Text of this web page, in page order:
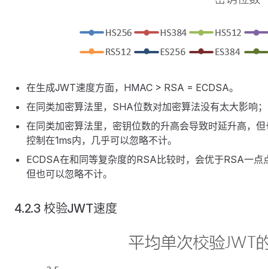
在生成JWT速度方面，HMAC > RSA = ECDSA。
在同类加密算法里，SHA位数对加密算法没有太大影响；
在同类加密算法里，密钥位数的升高会导致时延升高，但
控制在1ms内，几乎可以忽略不计。
ECDSA在和同等复杂度的RSA比较时，会优于RSA一点
但也可以忽略不计。
4.2.3 校验JWT速度